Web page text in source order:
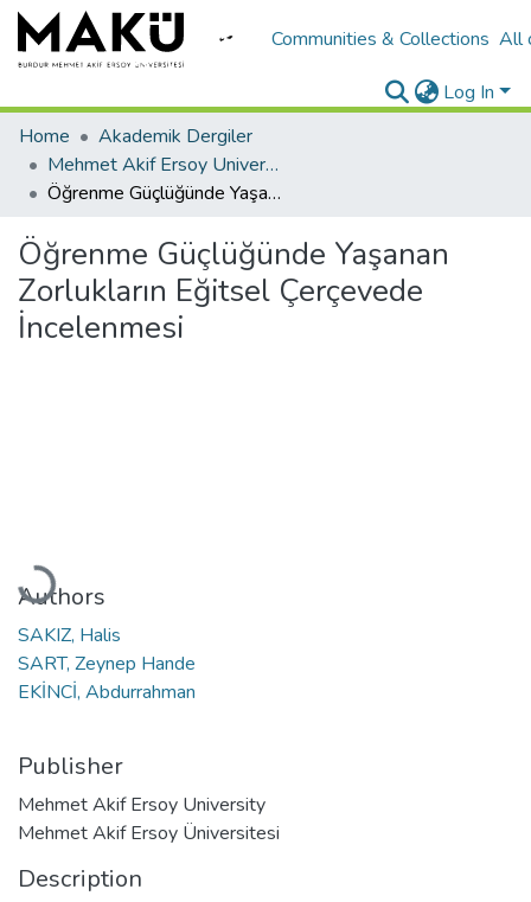
Communities & Collections All
Log In
Home
Akademik Dergiler
Mehmet Akif Ersoy University Journal of Education Faculty
Öğrenme Güçlüğünde Yaşanan Zorlukların Eğitsel Çerçevede İncelenmesi
Öğrenme Güçlüğünde Yaşanan
Zorlukların Eğitsel Çerçevede
İncelenmesi
Loading...
Authors
SAKIZ, Halis
SART, Zeynep Hande
EKİNCİ, Abdurrahman
Publisher
Mehmet Akif Ersoy University
Mehmet Akif Ersoy Üniversitesi
Description